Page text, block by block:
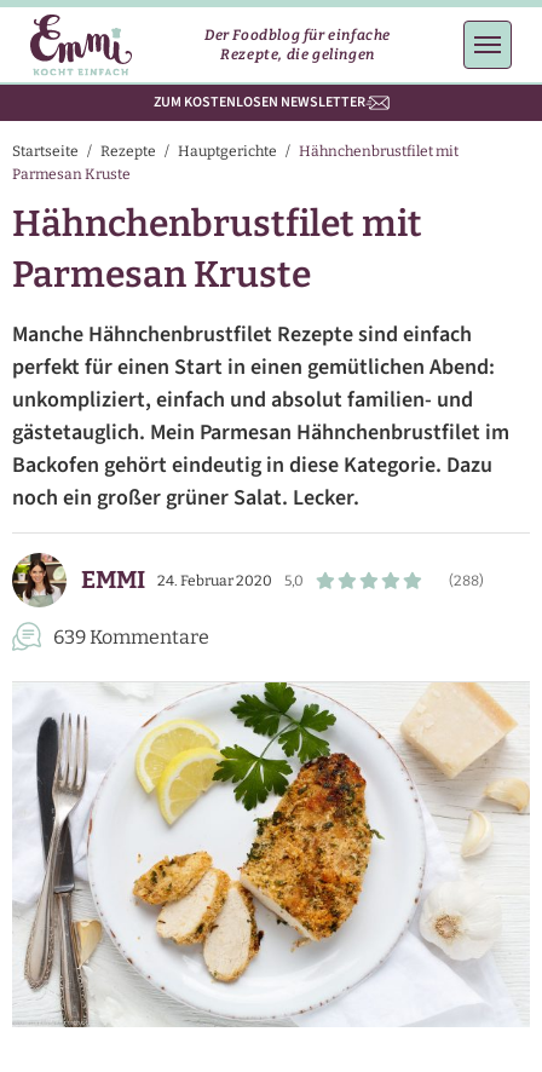
Der Foodblog für einfache
Rezepte, die gelingen
ZUM KOSTENLOSEN NEWSLETTER
Startseite / Rezepte / Hauptgerichte / Hähnchenbrustfilet mit
Parmesan Kruste
Hähnchenbrustfilet mit
Parmesan Kruste
Manche Hähnchenbrustfilet Rezepte sind einfach
perfekt für einen Start in einen gemütlichen Abend:
unkompliziert, einfach und absolut familien- und
gästetauglich. Mein Parmesan Hähnchenbrustfilet im
Backofen gehört eindeutig in diese Kategorie. Dazu
noch ein großer grüner Salat. Lecker.
EMMI 24. Februar 2020 5,0 (288)
639 Kommentare